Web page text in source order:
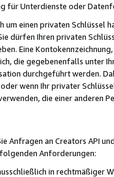
für Unterdienste oder
um einen privaten
dürfen Ihren privaten
Eine
die gegebenenfalls unter
durchgeführt werden.
wenn Ihr privater
die einer anderen
Anfragen an Creators API
Anforderungen:
in rechtmäßiger